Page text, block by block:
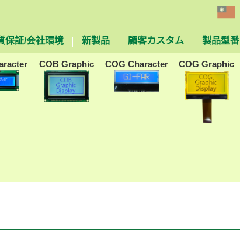
保証/会社環境 新製品 顧客カスタム 製品型番
COB Graphic COG Character COG Graphic